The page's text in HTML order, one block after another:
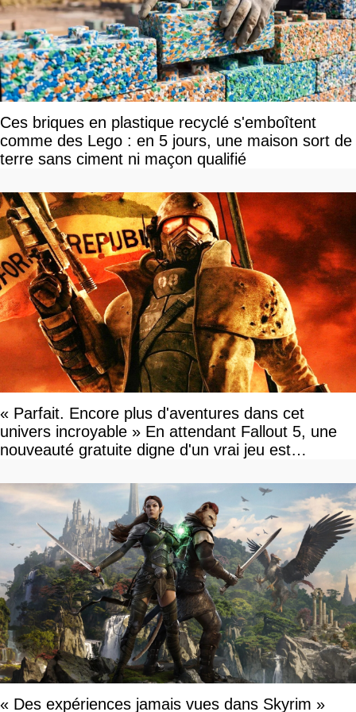
Ces briques en plastique recyclé s'emboîtent
comme des Lego : en 5 jours, une maison sort de
terre sans ciment ni maçon qualifié
« Parfait. Encore plus d'aventures dans cet
univers incroyable » En attendant Fallout 5, une
nouveauté gratuite digne d'un vrai jeu est
« Des expériences jamais vues dans Skyrim »